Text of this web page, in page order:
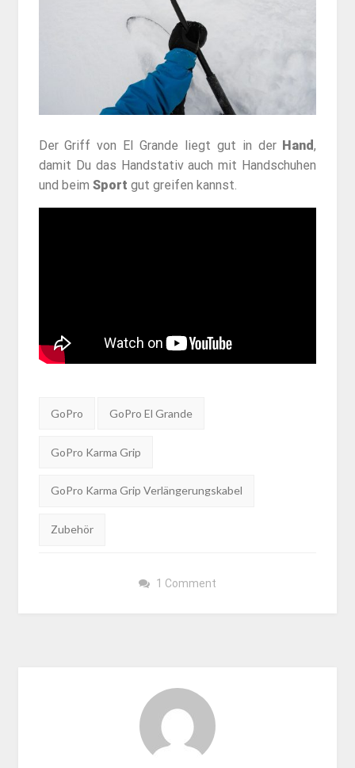
Der Griff von El Grande liegt gut in der Hand,
damit Du das Handstativ auch mit Handschuhen
und beim Sport gut greifen kannst.
Tags:
GoPro GoPro El Grande
GoPro Karma Grip
GoPro Karma Grip Verlängerungskabel
Zubehör
1 Comment